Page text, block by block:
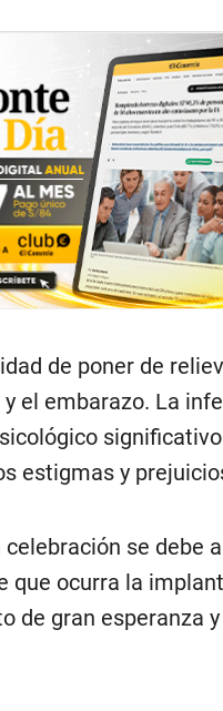
de poner de
el embarazo. La
estigmas y
se debe
que ocurra la
de gran esperanza